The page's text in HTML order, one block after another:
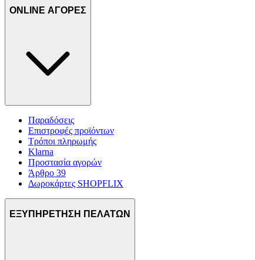
ONLINE ΑΓΟΡΕΣ
Παραδόσεις
Επιστροφές προϊόντων
Τρόποι πληρωμής
Klarna
Προστασία αγορών
Άρθρο 39
Δωροκάρτες SHOPFLIX
ΕΞΥΠΗΡΕΤΗΣΗ ΠΕΛΑΤΩΝ